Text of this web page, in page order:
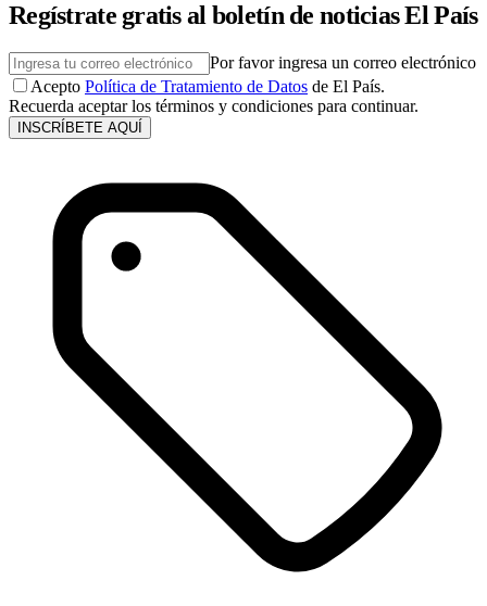
Regístrate gratis al boletín de noticias El País
Por favor ingresa un correo electrónico
Acepto Política de Tratamiento de Datos de El País.
Recuerda aceptar los términos y condiciones para continuar.
INSCRÍBETE AQUÍ